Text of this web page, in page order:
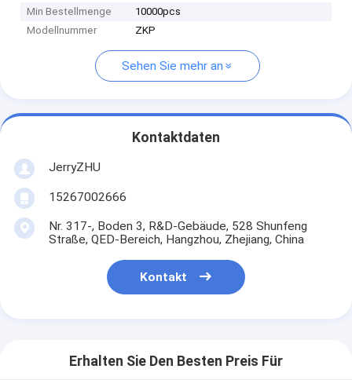
Min Bestellmenge
10000pcs
Modellnummer
ZKP
Sehen Sie mehr an
Kontaktdaten
JerryZHU
15267002666
Nr. 317-, Boden 3, R&D-Gebäude, 528 Shunfeng
Straße, QED-Bereich, Hangzhou, Zhejiang, China
Kontakt
Erhalten Sie Den Besten Preis Für